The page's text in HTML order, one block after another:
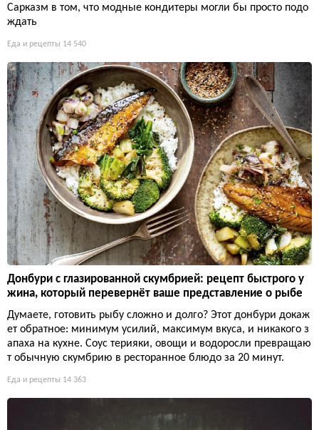
Сарказм в том, что модные кондитеры могли бы просто подо
ждать
Еда и рецепты 14 540
Донбури с глазированной скумбрией: рецепт быстрого у
жина, который перевернёт ваше представление о рыбе
Думаете, готовить рыбу сложно и долго? Этот донбури докаж
ет обратное: минимум усилий, максимум вкуса, и никакого з
апаха на кухне. Соус терияки, овощи и водоросли превращаю
т обычную скумбрию в ресторанное блюдо за 20 минут.
Еда и рецепты 14 363